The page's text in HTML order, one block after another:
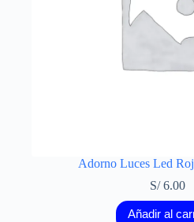
Adorno Luces Led
S/6.00
Añadir al